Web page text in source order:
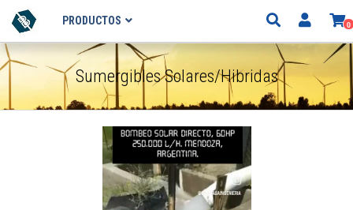
PRODUCTOS 0
Sumergibles Solares/Hibridas